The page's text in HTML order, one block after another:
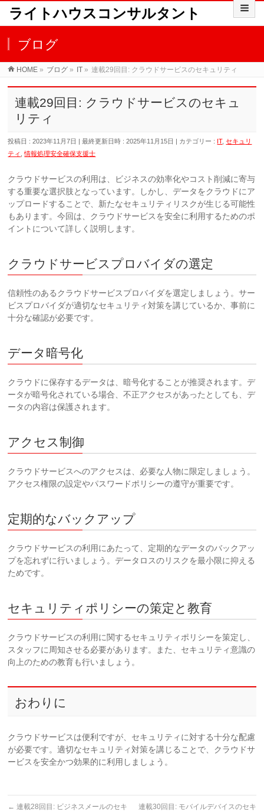
ライトハウスコンサルタント
ブログ
HOME » ブログ » IT » 連載29回目: クラウドサービスのセキュリティ
連載29回目: クラウドサービスのセキュ
リティ
投稿日 : 2023年11月7日 最終更新日時 : 2025年11月15日 カテゴリー : IT,セキュリ
ティ ,情報処理安全確保支援士
クラウドサービスの利用は、ビジネスの効率化やコスト削減に寄与
する重要な選択肢となっています。しかし、データをクラウドにア
ップロードすることで、新たなセキュリティリスクが生じる可能性
もあります。今回は、クラウドサービスを安全に利用するためのポ
イントについて詳しく説明します。
クラウドサービスプロバイダの選定
信頼性のあるクラウドサービスプロバイダを選定しましょう。サー
ビスプロバイダが適切なセキュリティ対策を講じているか、事前に
十分な確認が必要です。
データ暗号化
クラウドに保存するデータは、暗号化することが推奨されます。デ
ータが暗号化されている場合、不正アクセスがあったとしても、デ
ータの内容は保護されます。
アクセス制御
クラウドサービスへのアクセスは、必要な人物に限定しましょう。
アクセス権限の設定やパスワードポリシーの遵守が重要です。
定期的なバックアップ
クラウドサービスの利用にあたって、定期的なデータのバックアッ
プを忘れずに行いましょう。データロスのリスクを最小限に抑える
ためです。
セキュリティポリシーの策定と教育
クラウドサービスの利用に関するセキュリティポリシーを策定し、
スタッフに周知させる必要があります。また、セキュリティ意識の
向上のための教育も行いましょう。
おわりに
クラウドサービスは便利ですが、セキュリティに対する十分な配慮
が必要です。適切なセキュリティ対策を講じることで、クラウドサ
ービスを安全かつ効果的に利用しましょう。
← 連載28回目: ビジネスメールのセキ
連載30回目: モバイルデバイスのセキ